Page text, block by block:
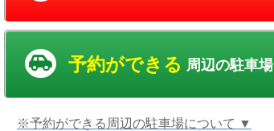
予約ができる 周辺の駐車場
※予約ができる周辺の駐車場について ▼